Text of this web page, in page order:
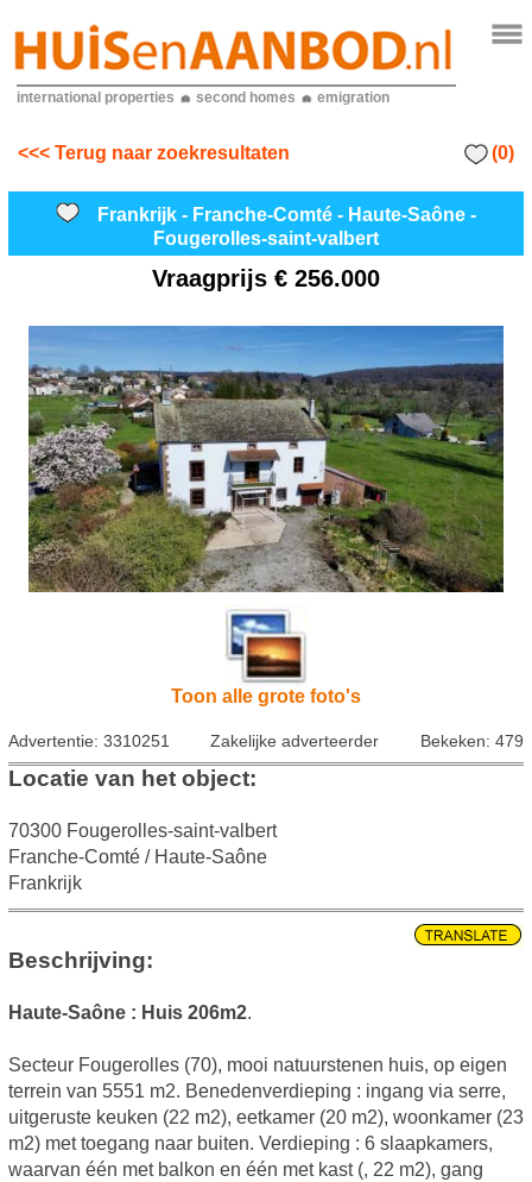
international properties second homes emigration
<<< Terug naar zoekresultaten (0)
Frankrijk - Franche-Comté - Haute-Saône -
Fougerolles-saint-valbert
Vraagprijs € 256.000
Toon alle grote foto's
Advertentie: 3310251 Zakelijke adverteerder Bekeken: 479
Locatie van het object:
70300 Fougerolles-saint-valbert
Franche-Comté / Haute-Saône
Frankrijk
Beschrijving:
Haute-Saône : Huis 206m2.
Secteur Fougerolles (70), mooi natuurstenen huis, op eigen
terrein van 5551 m2. Benedenverdieping : ingang via serre,
uitgeruste keuken (22 m2), eetkamer (20 m2), woonkamer (23
m2) met toegang naar buiten. Verdieping : 6 slaapkamers,
waarvan één met balkon en één met kast (, 22 m2), gang